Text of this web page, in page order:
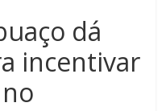
dá
incentivar